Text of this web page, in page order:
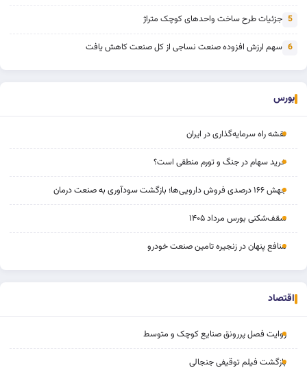
5 جزئیات طرح ساخت واحدهای کوچک متراژ
6 سهم ارزش افزوده صنعت نساجی از کل صنعت کاهش یافت
بورس
نقشه راه سرمایه‌گذاری در ایران
خرید سهام در جنگ و تورم منطقی است؟
جهش ۱۶۶ درصدی فروش دارویی‌ها؛ بازگشت سودآوری به صنعت درمان
سقف‌شکنی بورس مرداد ۱۴۰۵
منافع پنهان در زنجیره تامین صنعت خودرو
اقتصاد
روایت فصل پررونق صنایع کوچک و متوسط
بازگشت فیلم توقیفی جنجالی